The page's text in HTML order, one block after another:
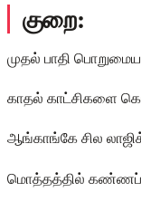
குறை:
முதல் பாதி
காதல் காட்சிகளை
ஆங்காங்கே சில
மொத்தத்தில்